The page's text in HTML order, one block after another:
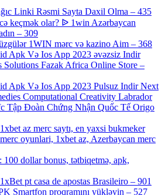
Linki Rəsmi Sayta Daxil Olma – 435
keçmək olar? ᐉ 1win Azərbaycan
– 309
1WIN mərc və kazino Aim – 368
Apk Və Ios App 2023 əvəzsiz Indir
Solutions Fazak Africa Online Store –
Apk Və Ios App 2023 Pulsuz Indir Next
Computational Creativity Labrador
Tập Đoàn Chứng Nhận Quốc Tế Origo
az merc saytı, en yaxsi bukmeker
oyunlari, 1xbet az, Azerbaycan merc
100 dollar bonus, tətbiqetmə, apk,
pt casa de apostas Brasileiro – 901
Smartfon proqramını yükləyin – 527